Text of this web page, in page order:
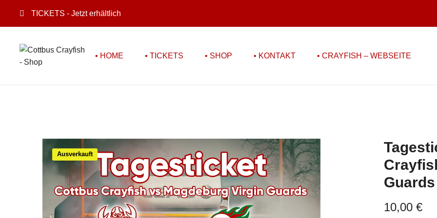
TICKETS - Jetzt erhältlich
• HOME • TICKETS • SHOP • KONTAKT • CRAYFISH – WEBSEITE
Ausverkauft
Guards
10,00 €